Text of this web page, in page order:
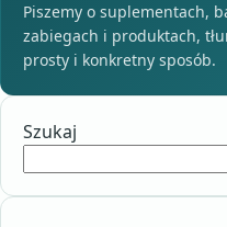
Piszemy o suplementach,
zabiegach i produktach,
prosty i konkretny sposób.
Szukaj